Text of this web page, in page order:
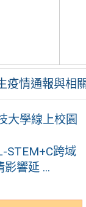
疫情通報與相
大學線上校園
STEM+C跨域
響延 ...